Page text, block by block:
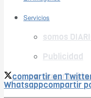
Servicios
somos
Publicidad
compartir en
Whatsappcompartir